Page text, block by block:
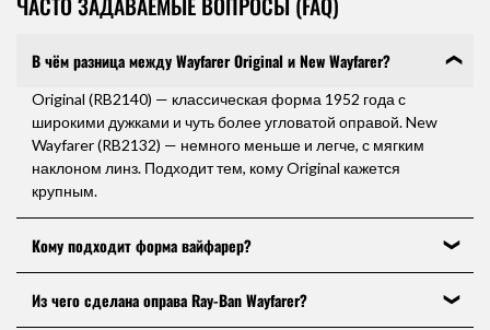
В чём разница между Wayfarer Original и New Wayfarer?
Original (RB2140) — классическая форма 1952 года с
широкими дужками и чуть более угловатой оправой. New
Wayfarer (RB2132) — немного меньше и легче, с мягким
наклоном линз. Подходит тем, кому Original кажется
крупным.
Кому подходит форма вайфарер?
уравновешивает овальное, квадратное и ромбовидное
Из чего сделана оправа Ray-Ban Wayfarer?